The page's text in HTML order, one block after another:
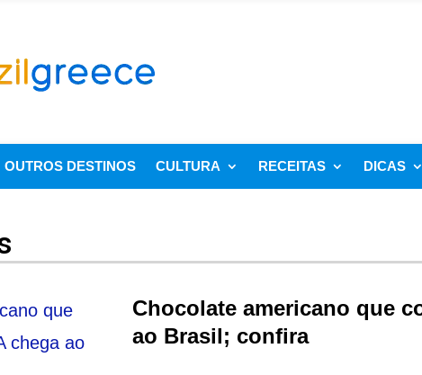
OUTROS DESTINOS CULTURA RECEITAS DICAS
Chocolate americano que
ao Brasil; confira